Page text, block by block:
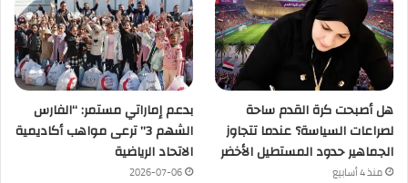
هل أصبحت كرة القدم ساحة
لصراعات السياسة؟ عندما تتجاوز
الجماهير حدود المستطيل الأخضر
منذ 4 أسابيع
بدعم إماراتي مستمر: “الفارس
الشهم 3” ترعى مواهب أكاديمية
الاتحاد الرياضية
2026-07-06